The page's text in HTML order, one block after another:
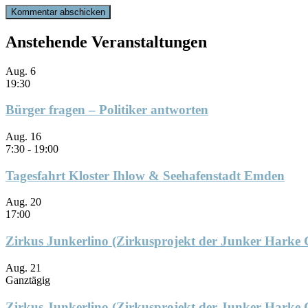
Anstehende Veranstaltungen
Aug. 6
19:30
Bürger fragen – Politiker antworten
Aug. 16
7:30 - 19:00
Tagesfahrt Kloster Ihlow & Seehafenstadt Emden
Aug. 20
17:00
Zirkus Junkerlino (Zirkusprojekt der Junker Harke
Aug. 21
Ganztägig